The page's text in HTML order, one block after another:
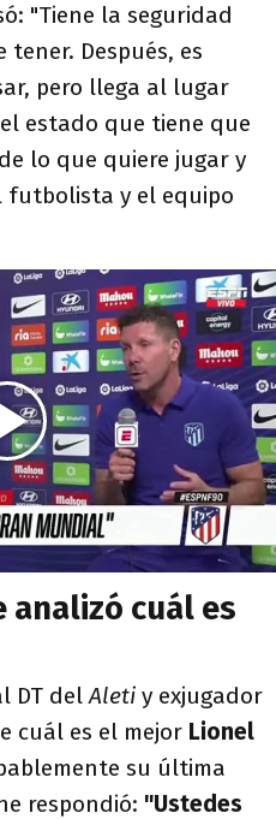
"Tiene la seguridad
Después, es
pero llega al lugar
estado que tiene que
lo que quiere jugar y
futbolista y el equipo
analizó cuál es
DT delAleti y exjugador
cuál es el mejor Lionel
su última
respondió: "Ustedes